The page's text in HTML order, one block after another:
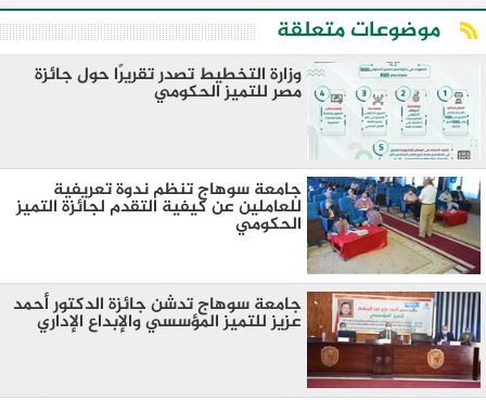
موضوعات متعلقة
وزارة التخطيط تصدر تقريرًا حول جائزة
مصر للتميز الحكومي
جامعة سوهاج تنظم ندوة تعريفية
للعاملين عن كيفية التقدم لجائزة التميز
الحكومي
جامعة سوهاج تدشن جائزة الدكتور أحمد
عزيز للتميز المؤسسي والإبداع الإداري